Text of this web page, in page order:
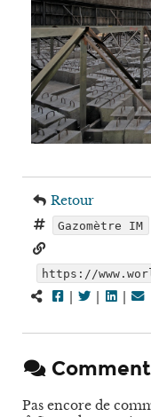
Retour
Gazomètre IM
https://
| | |
Pas encore de